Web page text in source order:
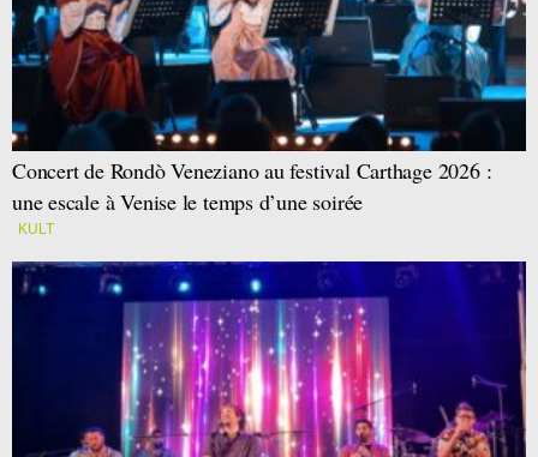
Concert de Rondò Veneziano au festival Carthage 2026 :
une escale à Venise le temps d’une soirée
KULT